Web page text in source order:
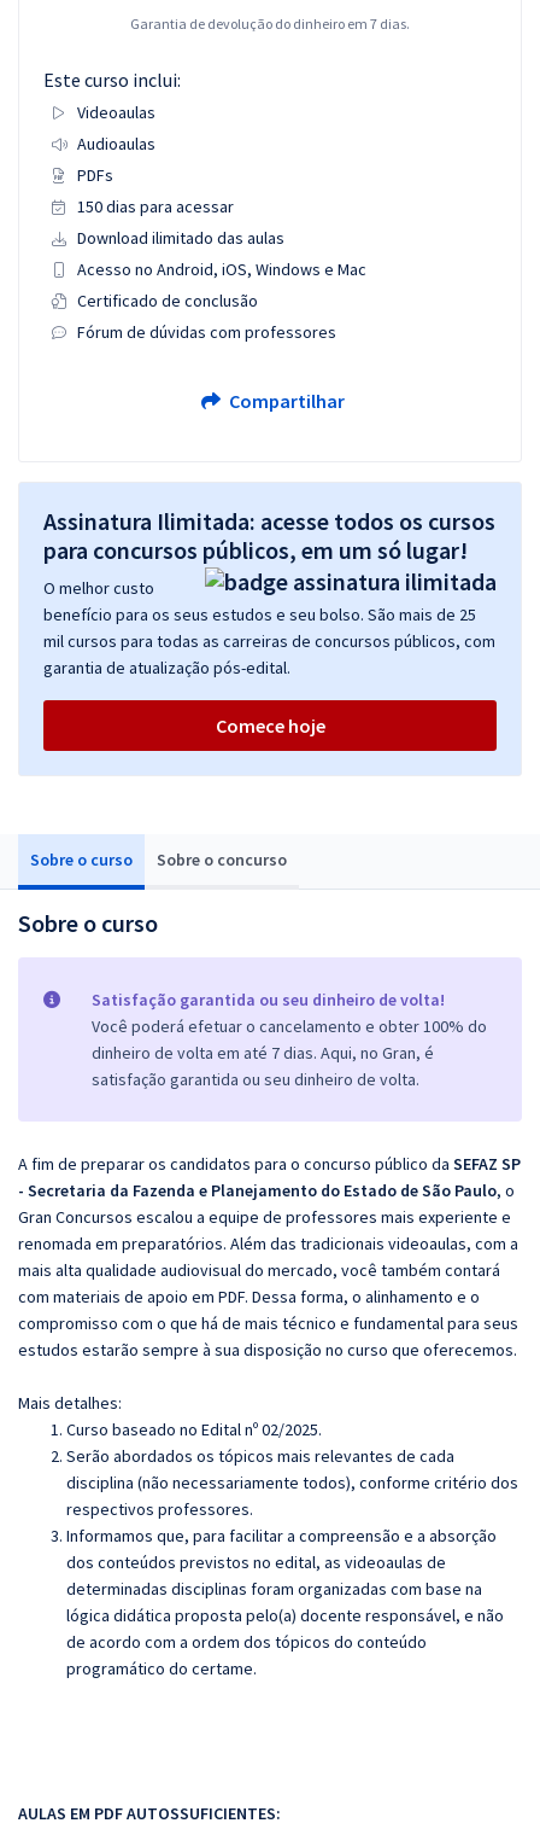
Sobre o curso Sobre o concurso
Sobre o curso
Satisfação garantida ou seu dinheiro de volta!
Você poderá efetuar o cancelamento e obter 100% do
dinheiro de volta em até 7 dias. Aqui, no Gran, é
satisfação garantida ou seu dinheiro de volta.
A fim de preparar os candidatos para o concurso público da SEFAZ SP
- Secretaria da Fazenda e Planejamento do Estado de São Paulo, o
Gran Concursos escalou a equipe de professores mais experiente e
renomada em preparatórios. Além das tradicionais videoaulas, com a
mais alta qualidade audiovisual do mercado, você também contará
com materiais de apoio em PDF. Dessa forma, o alinhamento e o
compromisso com o que há de mais técnico e fundamental para seus
estudos estarão sempre à sua disposição no curso que oferecemos.
Mais detalhes:
Curso baseado no Edital nº 02/2025.
Serão abordados os tópicos mais relevantes de cada
disciplina (não necessariamente todos), conforme critério dos
respectivos professores.
Informamos que, para facilitar a compreensão e a absorção
dos conteúdos previstos no edital, as videoaulas de
determinadas disciplinas foram organizadas com base na
lógica didática proposta pelo(a) docente responsável, e não
de acordo com a ordem dos tópicos do conteúdo
programático do certame.
AULAS EM PDF AUTOSSUFICIENTES:
Garantia de devolução do dinheiro em 7 dias.
Este curso inclui:
Videoaulas
Audioaulas
PDFs
150 dias para acessar
Download ilimitado das aulas
Acesso no Android, iOS, Windows e Mac
Certificado de conclusão
Fórum de dúvidas com professores
Compartilhar
Assinatura Ilimitada: acesse todos os cursos
para concursos públicos, em um só lugar!
O melhor custo
benefício para os seus estudos e seu bolso. São mais de 25
mil cursos para todas as carreiras de concursos públicos, com
garantia de atualização pós-edital.
Comece hoje